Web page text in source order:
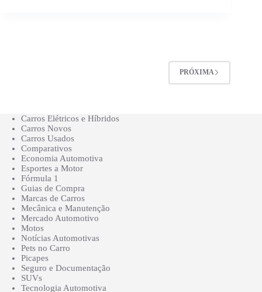
PRÓXIMA
Carros Elétricos e Híbridos
Carros Novos
Carros Usados
Comparativos
Economia Automotiva
Esportes a Motor
Fórmula 1
Guias de Compra
Marcas de Carros
Mecânica e Manutenção
Mercado Automotivo
Motos
Notícias Automotivas
Pets no Carro
Picapes
Seguro e Documentação
SUVs
Tecnologia Automotiva